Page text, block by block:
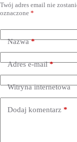
Twój adres email nie
oznaczone *
Nazwa*
Adres e-mail*
Witryna internetowa
Dodaj komentarz *